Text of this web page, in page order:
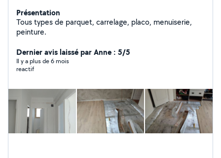
Présentation
Tous types de parquet, carrelage, placo, menuiserie,
peinture.
Dernier avis laissé par Anne : 5/5
Il y a plus de 6 mois
reactif